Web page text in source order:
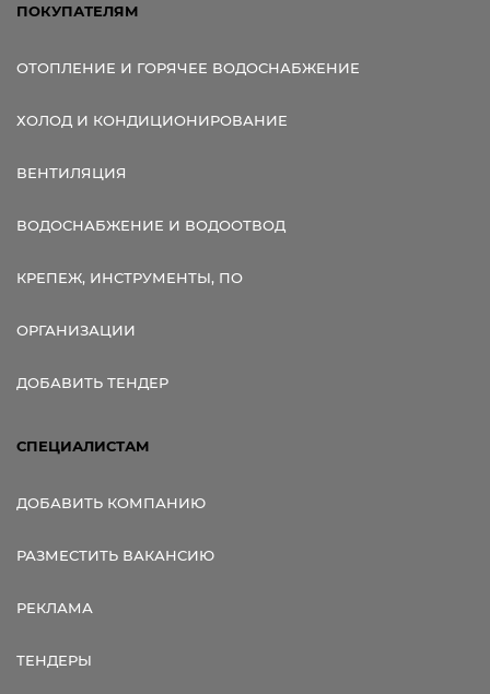
ПОКУПАТЕЛЯМ
ОТОПЛЕНИЕ И ГОРЯЧЕЕ ВОДОСНАБЖЕНИЕ
ХОЛОД И КОНДИЦИОНИРОВАНИЕ
ВЕНТИЛЯЦИЯ
ВОДОСНАБЖЕНИЕ И ВОДООТВОД
КРЕПЕЖ, ИНСТРУМЕНТЫ, ПО
ОРГАНИЗАЦИИ
ДОБАВИТЬ ТЕНДЕР
СПЕЦИАЛИСТАМ
ДОБАВИТЬ КОМПАНИЮ
РАЗМЕСТИТЬ ВАКАНСИЮ
РЕКЛАМА
ТЕНДЕРЫ